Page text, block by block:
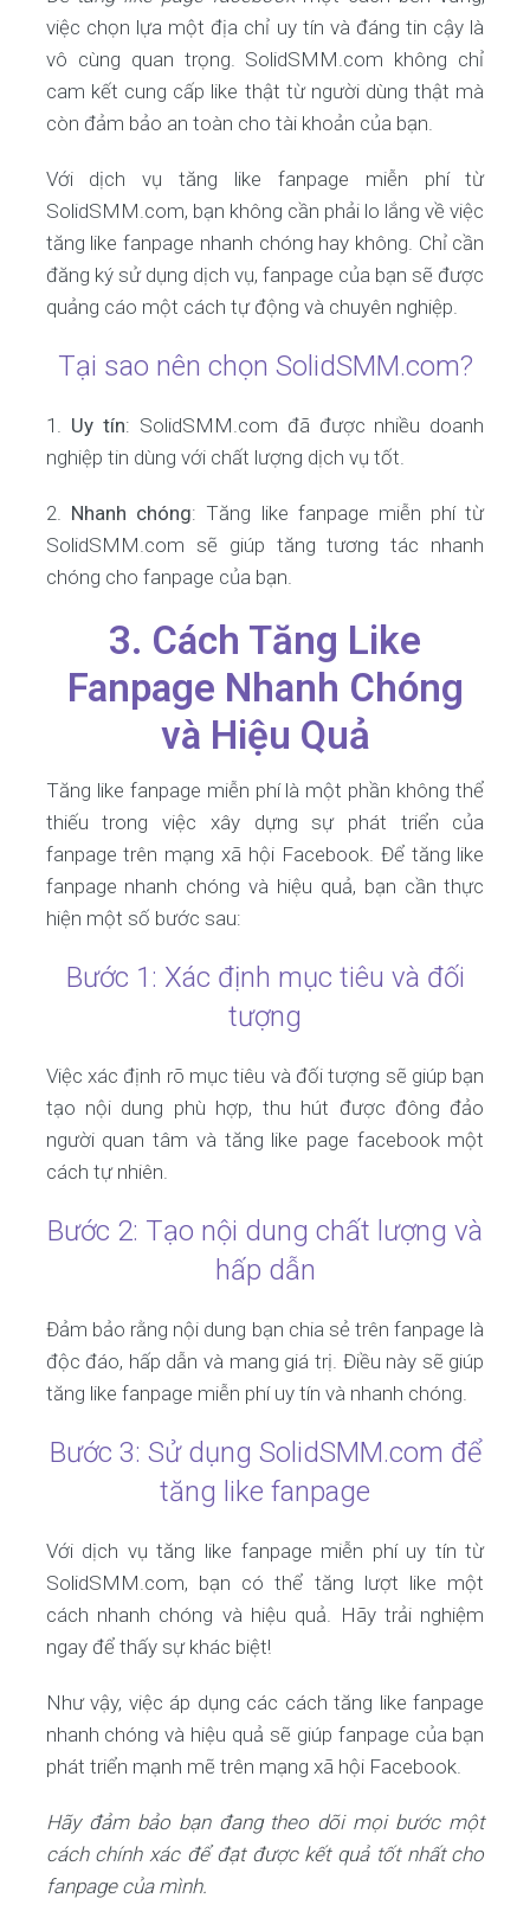
việc chọn lựa một địa chỉ uy tín và đáng tin cậy là
vô cùng quan trọng. SolidSMM.com không chỉ
cam kết cung cấp like thật từ người dùng thật mà
còn đảm bảo an toàn cho tài khoản của bạn.
Với dịch vụ tăng like fanpage miễn phí từ
SolidSMM.com, bạn không cần phải lo lắng về việc
tăng like fanpage nhanh chóng hay không. Chỉ cần
đăng ký sử dụng dịch vụ, fanpage của bạn sẽ được
quảng cáo một cách tự động và chuyên nghiệp.
Tại sao nên chọn SolidSMM.com?
1. Uy tín: SolidSMM.com đã được nhiều doanh
nghiệp tin dùng với chất lượng dịch vụ tốt.
2. Nhanh chóng: Tăng like fanpage miễn phí từ
SolidSMM.com sẽ giúp tăng tương tác nhanh
chóng cho fanpage của bạn.
3. Cách Tăng Like
Fanpage Nhanh Chóng
và Hiệu Quả
Tăng like fanpage miễn phí là một phần không thể
thiếu trong việc xây dựng sự phát triển của
fanpage trên mạng xã hội Facebook. Để tăng like
fanpage nhanh chóng và hiệu quả, bạn cần thực
hiện một số bước sau:
Bước 1: Xác định mục tiêu và đối
tượng
Việc xác định rõ mục tiêu và đối tượng sẽ giúp bạn
tạo nội dung phù hợp, thu hút được đông đảo
người quan tâm và tăng like page facebook một
cách tự nhiên.
Bước 2: Tạo nội dung chất lượng và
hấp dẫn
Đảm bảo rằng nội dung bạn chia sẻ trên fanpage là
độc đáo, hấp dẫn và mang giá trị. Điều này sẽ giúp
tăng like fanpage miễn phí uy tín và nhanh chóng.
Bước 3: Sử dụng SolidSMM.com để
tăng like fanpage
Với dịch vụ tăng like fanpage miễn phí uy tín từ
SolidSMM.com, bạn có thể tăng lượt like một
cách nhanh chóng và hiệu quả. Hãy trải nghiệm
ngay để thấy sự khác biệt!
Như vậy, việc áp dụng các cách tăng like fanpage
nhanh chóng và hiệu quả sẽ giúp fanpage của bạn
phát triển mạnh mẽ trên mạng xã hội Facebook.
Hãy đảm bảo bạn đang theo dõi mọi bước một
cách chính xác để đạt được kết quả tốt nhất cho
fanpage của mình.